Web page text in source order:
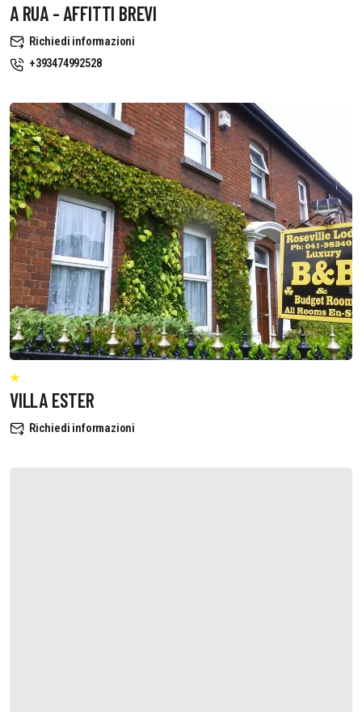
A RUA - AFFITTI BREVI
Richiedi informazioni
+393474992528
VILLA ESTER
Richiedi informazioni